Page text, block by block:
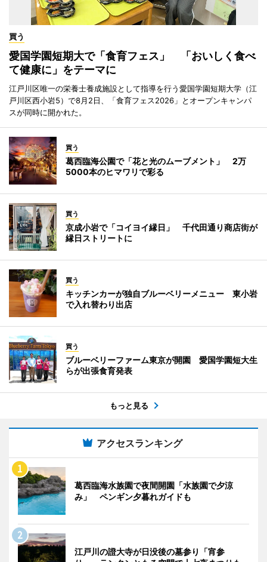
買う
愛国学園短期大で「食育フェス」 「おいしく食べ
て健康に」をテーマに
江戸川区唯一の栄養士養成施設として指導を行う愛国学園短期大学（江
戸川区西小岩5）で8月2日、「食育フェス2026」とオープンキャンパ
スが同時に開かれた。
買う
葛西臨海公園で「花と光のムーブメント」 2万
5000本のヒマワリで彩る
買う
京成小岩で「コイヨイ縁日」 千代田通り商店街が
縁日ストリートに
買う
キッチンカーが独自ブルーベリーメニュー 東小岩
で入れ替わり出店
買う
ブルーベリーファーム東京が開園 愛国学園短大生
らが出張食育発表
もっと見る
アクセスランキング
葛西臨海水族園で夜間開園「水族園で夕涼
み」 ペンギン夕暮れガイドも
江戸川の證大寺が日没後の墓参り「宵参